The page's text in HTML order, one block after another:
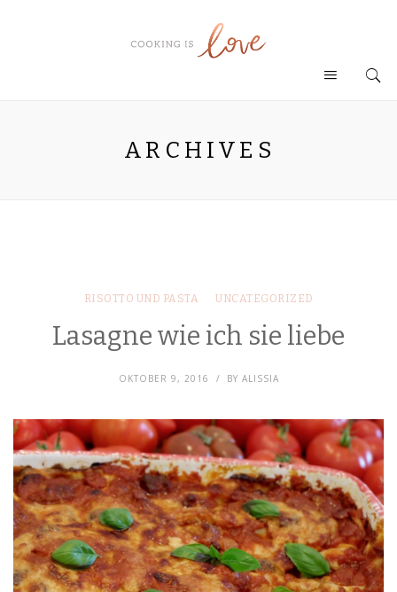
ARCHIVES
RISOTTO UND PASTA UNCATEGORIZED
Lasagne wie ich sie liebe
OKTOBER 9, 2016 BY ALISSIA